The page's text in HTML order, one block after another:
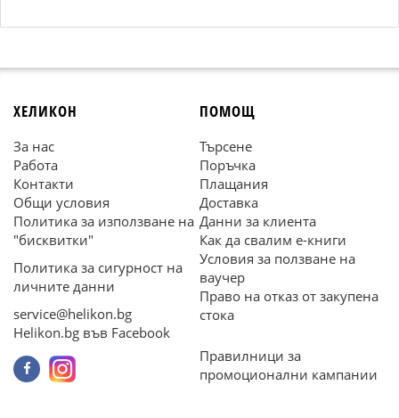
ХЕЛИКОН
За нас
Работа
Контакти
Общи условия
Политика за използване на
"бисквитки"
Политика за сигурност на
личните данни
service@helikon.bg
Helikon.bg във Facebook
ПОМОЩ
Търсене
Поръчка
Плащания
Доставка
Данни за клиента
Как да свалим е-книги
Условия за ползване на
ваучер
Право на отказ от закупена
стока
Правилници за
промоционални кампании